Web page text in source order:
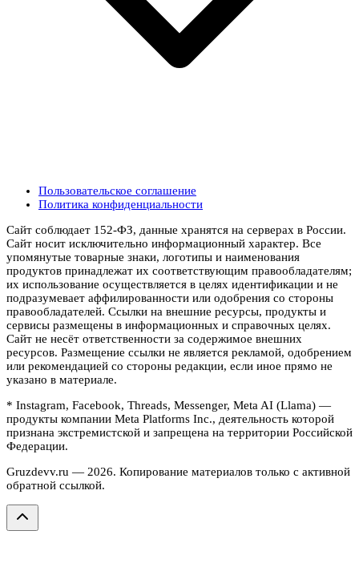
Пользовательское соглашение
Политика конфиденциальности
Сайт соблюдает 152-ФЗ, данные хранятся на серверах в России.
Сайт носит исключительно информационный характер. Все
упомянутые товарные знаки, логотипы и наименования
продуктов принадлежат их соответствующим правообладателям;
их использование осуществляется в целях идентификации и не
подразумевает аффилированности или одобрения со стороны
правообладателей. Ссылки на внешние ресурсы, продукты и
сервисы размещены в информационных и справочных целях.
Сайт не несёт ответственности за содержимое внешних
ресурсов. Размещение ссылки не является рекламой, одобрением
или рекомендацией со стороны редакции, если иное прямо не
указано в материале.
* Instagram, Facebook, Threads, Messenger, Meta AI (Llama) —
продукты компании Meta Platforms Inc., деятельность которой
признана экстремистской и запрещена на территории Российской
Федерации.
Gruzdevv.ru — 2026. Копирование материалов только с активной
обратной ссылкой.